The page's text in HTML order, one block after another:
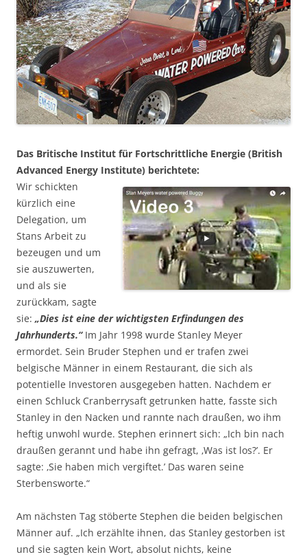
Das Britische Institut für Fortschrittliche Energie (British
Advanced Energy Institute) berichtete:
Wir schickten
kürzlich eine
Delegation, um
Stans Arbeit zu
bezeugen und um
sie auszuwerten,
und als sie
zurückkam, sagte
sie: „Dies ist eine der wichtigsten Erfindungen des
Jahrhunderts.“Im Jahr 1998 wurde Stanley Meyer
ermordet. Sein Bruder Stephen und er trafen zwei
belgische Männer in einem Restaurant, die sich als
potentielle Investoren ausgegeben hatten. Nachdem er
einen Schluck Cranberrysaft getrunken hatte, fasste sich
Stanley in den Nacken und rannte nach draußen, wo ihm
heftig unwohl wurde. Stephen erinnert sich: „Ich bin nach
draußen gerannt und habe ihn gefragt, ‚Was ist los?’. Er
sagte: ‚Sie haben mich vergiftet.’ Das waren seine
Sterbensworte.“
Am nächsten Tag stöberte Stephen die beiden belgischen
Männer auf. „Ich erzählte ihnen, das Stanley gestorben ist
und sie sagten kein Wort, absolut nichts, keine